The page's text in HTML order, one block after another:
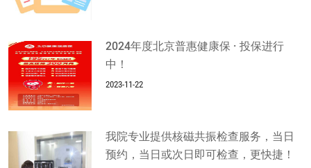
2024年度北京普惠健康保 · 投保进行
中！
2023-11-22
我院专业提供核磁共振检查服务，当日
预约，当日或次日即可检查，更快捷！